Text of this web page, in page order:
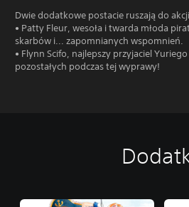
Dwie dodatkowe postacie ruszają do
• Patty Fleur, wesoła i twarda młoda
skarbów i... zapomnianych wspomnień.
• Flynn Scifo, najlepszy przyjaciel
pozostałych podczas tej wyprawy!